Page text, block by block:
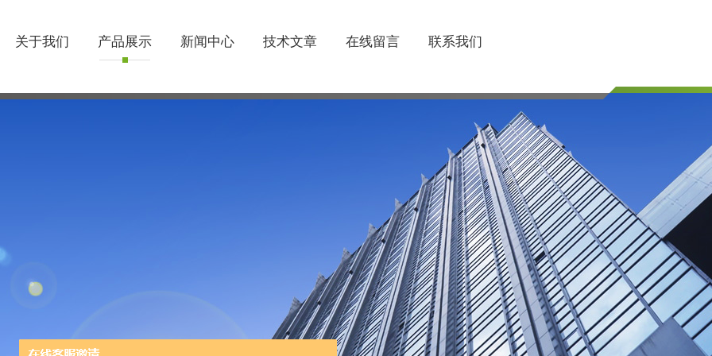
关于我们 产品展示 新闻中心 技术文章 在线留言 联系我们
联系电话
510-85745374/